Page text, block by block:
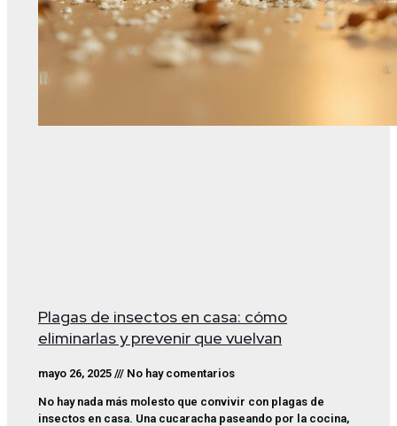
Plagas de insectos en casa: cómo
eliminarlas y prevenir que vuelvan
mayo 26, 2025 No hay comentarios
No hay nada más molesto que convivir con plagas de
insectos en casa. Una cucaracha paseando por la cocina,